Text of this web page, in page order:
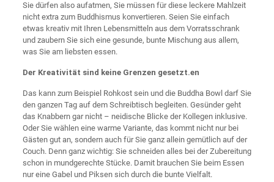
Sie dürfen also aufatmen, Sie müssen für diese leckere Mahlzeit
nicht extra zum Buddhismus konvertieren. Seien Sie einfach
etwas kreativ mit Ihren Lebensmitteln aus dem Vorratsschrank
und zaubern Sie sich eine gesunde, bunte Mischung aus allem,
was Sie am liebsten essen.
Der Kreativität sind keine Grenzen gesetzt.en
Das kann zum Beispiel Rohkost sein und die Buddha Bowl darf Sie
den ganzen Tag auf dem Schreibtisch begleiten. Gesünder geht
das Knabbern gar nicht – neidische Blicke der Kollegen inklusive.
Oder Sie wählen eine warme Variante, das kommt nicht nur bei
Gästen gut an, sondern auch für Sie ganz allein gemütlich auf der
Couch. Denn ganz wichtig: Sie schneiden alles bei der Zubereitung
schon in mundgerechte Stücke. Damit brauchen Sie beim Essen
nur eine Gabel und Piksen sich durch die bunte Vielfalt.